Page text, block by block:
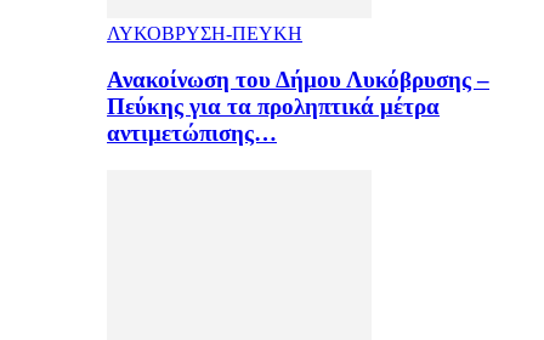
ΛΥΚΟΒΡΥΣΗ-ΠΕΥΚΗ
Ανακοίνωση του Δήμου Λυκόβρυσης –
Πεύκης για τα προληπτικά μέτρα
αντιμετώπισης…